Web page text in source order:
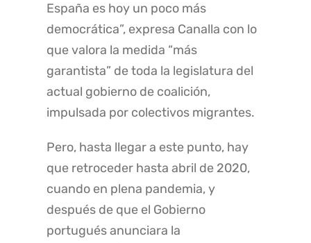
España es hoy un poco más
democrática”, expresa Canalla con lo
que valora la medida “más
garantista” de toda la legislatura del
actual gobierno de coalición,
impulsada por colectivos migrantes.
Pero, hasta llegar a este punto, hay
que retroceder hasta abril de 2020,
cuando en plena pandemia, y
después de que el Gobierno
portugués anunciara la